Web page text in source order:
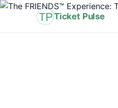
Ticket Pulse